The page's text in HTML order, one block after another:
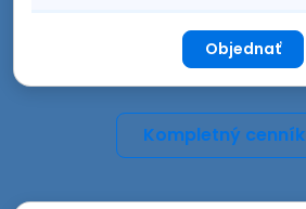
Objednať
Kompletný cenník